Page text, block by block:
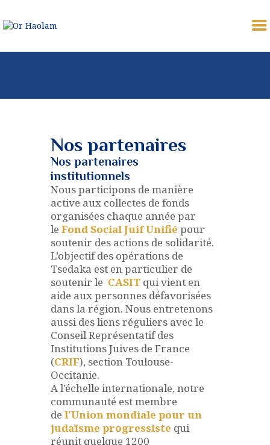
OR HAOLAM
CÉLÉBRER
COMMUNAUTÉ
NOUS REJOINDRE
⚠︎ URGENCE
COMMUNAUTAIRE
DONATION
MON PROFIL
Nos partenaires
Nos partenaires
institutionnels
Nous participons de manière
active aux collectes de fonds
organisées chaque année par
le Fond Social Juif Unifié pour
soutenir des actions de solidarité.
L’objectif des opérations de
Tsedaka est en particulier de
soutenir le CASIT qui vient en
aide aux personnes défavorisées
dans la région. Nous entretenons
aussi des liens réguliers avec le
Conseil Représentatif des
Institutions Juives de France
(CRIF), section Toulouse-
Occitanie.
A l’échelle internationale, notre
communauté est membre
de l’Union mondiale pour un
judaïsme progressiste qui
réunit quelque 1200